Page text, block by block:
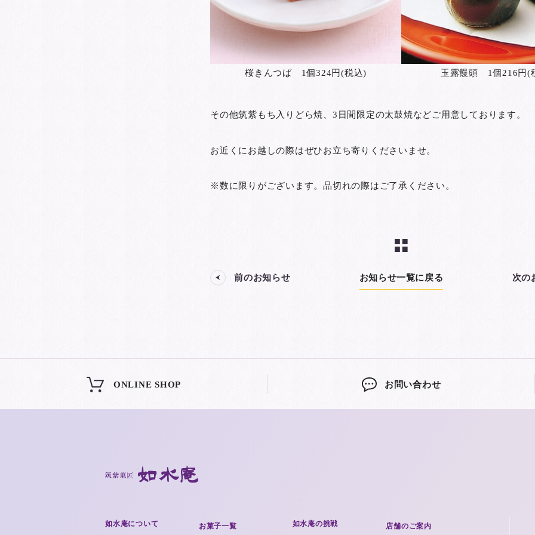
桜きんつば 1個324円(税込) 玉露饅頭 1個216円(
その他筑紫もち入りどら焼、3日間限定の太鼓焼などご用意しております。
お近くにお越しの際はぜひお立ち寄りくださいませ。
※数に限りがございます。品切れの際はご了承ください。
前のお知らせ お知らせ一覧に戻る 次の
ONLINE SHOP お問い合わせ
如水庵について お菓子一覧 如水庵の挑戦 店舗のご案内